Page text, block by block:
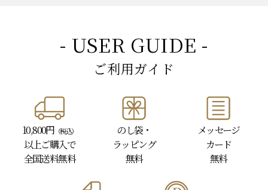
- USER GUIDE -
ご利用ガイド
10,800円 （税込）
以上ご購入で
全国送料無料
のし袋・
ラッピング
無料
メッセージ
カード
無料